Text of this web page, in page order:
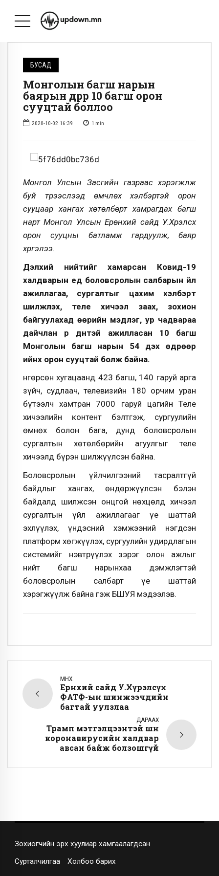
БУСАД
Монголын багш нарын
баярын өдрөөр 10 багш орон
сууцтай боллоо
2020-10-02 16:39 1 min
Монгол Улсын Засгийн газраас хэрэгжүүлж
буй түрээслээд өмчлөх хэлбэртэй орон
сууцаар хангах хөтөлбөрт хамрагдах багш
нарт Монгол Улсын Ерөнхий сайд У.Хүрэлсүх
орон сууцны батламж гардуулж, баяр
хүргэлээ.
Дэлхий нийтийг хамарсан Ковид-19
халдварын үед боловсролын салбарын үйл
ажиллагаа, сургалтыг цахим хэлбэрт
шилжүүлэх, теле хичээл заах, зохион
байгуулахад өөрийн мэдлэг, ур чадвараа
дайчлан үр дүнтэй ажилласан 10 багш
Монголын багш нарын 54 дэх өдрөөр
ийнхүү орон сууцтай болж байна.
Өнгөрсөн хугацаанд 423 багш, 140 гаруй арга
зүйч, судлаач, телевизийн 180 орчим уран
бүтээлч хамтран 7000 гаруй цагийн Теле
хичээлийн контент бэлтгэж, сургуулийн
өмнөх болон бага, дунд боловсролын
сургалтын хөтөлбөрийн агуулгыг теле
хичээлд бүрэн шилжүүлсэн байна.
Боловсролын үйлчилгээний тасралтгүй
байдлыг хангах, өндөржүүлсэн бэлэн
байдалд шилжсэн онцгой нөхцөлд хичээл
сургалтын үйл ажиллагааг үе шаттай
эхлүүлэх, үндэсний хэмжээний нэгдсэн
платформ хөгжүүлэх, сургуулийн удирдлагын
системийг нэвтрүүлэх зэрэг олон ажлыг
нийт багш нарынхаа дэмжлэгтэй
боловсролын салбарт үе шаттай
хэрэгжүүлж байна гэж БШУЯ мэдээлэв.
ӨМНӨХ
Ерөнхий сайд У.Хүрэлсүх
ФАТФ-ын шинжээчдийн
багтай уулзлаа
ДАРААХ
Трамп мэтгэлцээнтэй шөнө
коронавирусийн халдвар
авсан байж болзошгүй
Зохиогчийн эрх хуулиар хамгаалагдсан
Сурталчилгаа Холбоо барих